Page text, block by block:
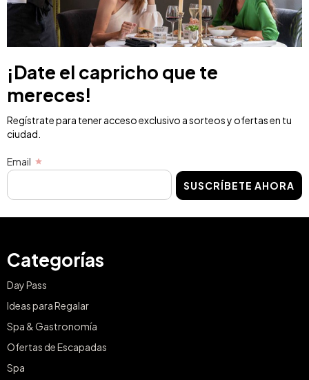
¡Date el capricho que te
mereces!
Regístrate para tener acceso exclusivo a sorteos y ofertas en tu
ciudad.
Email
SUSCRÍBETE AHORA
Categorías
Day Pass
Ideas para Regalar
Spa & Gastronomía
Ofertas de Escapadas
Spa